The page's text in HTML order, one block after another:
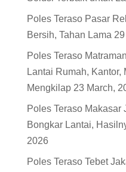
Poles Teraso Pasar
Bersih, Tahan Lama
Poles Teraso
Lantai Rumah,
Mengkilap 23 March,
Poles Teraso Makasar
Bongkar Lantai,
2026
Poles Teraso Tebet